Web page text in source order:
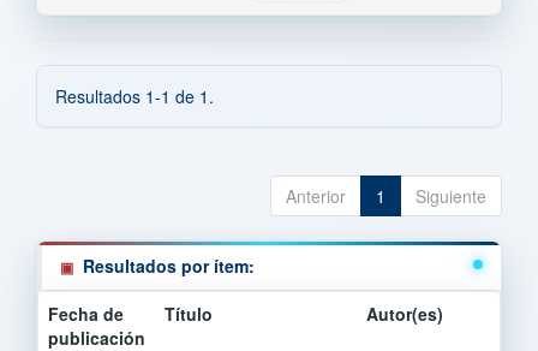
Resultados 1-1 de 1.
Anterior 1 Siguiente
Resultados por ítem:
Fecha de
publicación
Título Autor(es)